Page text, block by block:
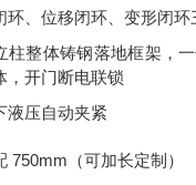
环、位移闭环、变形闭环
柱整体铸钢落地框架，
，开门断电联锁
液压自动夹紧
750mm（可加长定制）